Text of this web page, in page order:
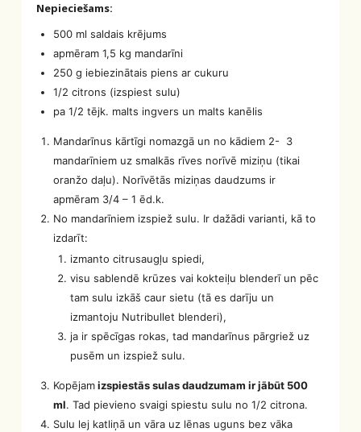
Nepieciešams:
500 ml saldais krējums
apmēram 1,5 kg mandarīni
250 g iebiezinātais piens ar cukuru
1/2 citrons (izspiest sulu)
pa 1/2 tējk. malts ingvers un malts kanēlis
Mandarīnus kārtīgi nomazgā un no kādiem 2- 3
mandarīniem uz smalkās rīves norīvē miziņu (tikai
oranžo daļu). Norīvētās miziņas daudzums ir
apmēram 3/4 – 1 ēd.k.
No mandarīniem izspiež sulu. Ir dažādi varianti, kā to
izdarīt:
izmanto citrusaugļu spiedi,
visu sablendē krūzes vai kokteiļu blenderī un pēc
tam sulu izkāš caur sietu (tā es darīju un
izmantoju Nutribullet blenderi),
ja ir spēcīgas rokas, tad mandarīnus pārgriež uz
pusēm un izspiež sulu.
Kopējamizspiestās sulas daudzumam ir jābūt 500
ml. Tad pievieno svaigi spiestu sulu no 1/2 citrona.
Sulu lej katliņā un vāra uz lēnas uguns bez vāka